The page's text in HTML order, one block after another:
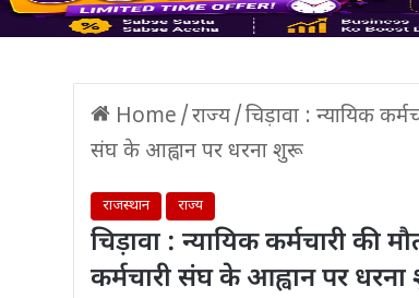
Home /राज्य/चिड़ावा : न्यायिक
संघ के आह्वान पर धरना शुरू
राजस्थान राज्य
चिड़ावा : न्यायिक कर्मचारी की
कर्मचारी संघ के आह्वान पर